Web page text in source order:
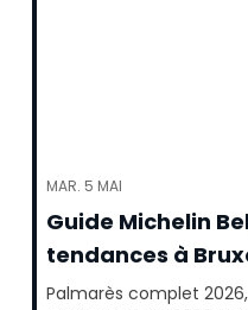
MAR. 5 MAI
Guide Michelin
tendances à
Palmarès complet